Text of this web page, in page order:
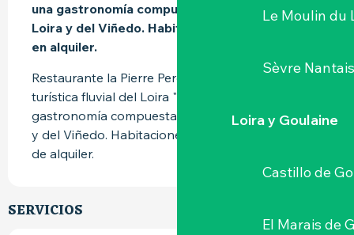
Le Moulin du
Sèvre
Loira y Goulaine
Castillo de
El Marais de
una gastronomía compuesta de lo esencial del
Loira y del Viñedo. Habitaciones amuebladas y
en alquiler.
Restaurante la Pierre Percée, situado en la ruta
turística fluvial del Loira "La Divatte". Ofrece una
gastronomía compuesta de lo esencial del Loira
y del Viñedo. Habitaciones amuebladas y salas
de alquiler.
SERVICIOS